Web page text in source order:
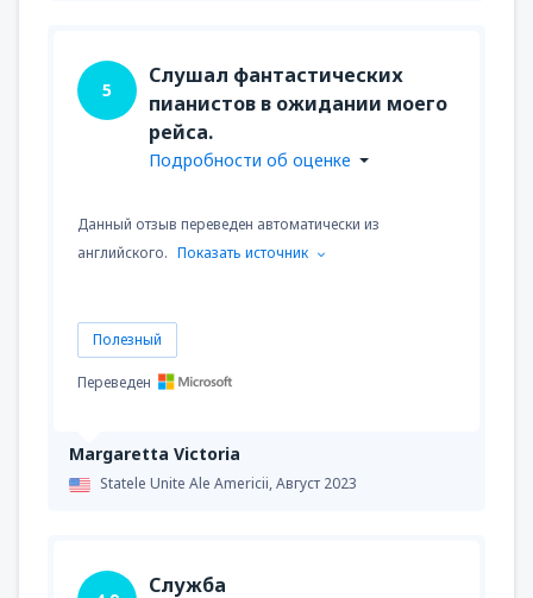
Margaretta Victoria
Statele Unite Ale Americii,Август 2023
5
Слушал фантастических
пианистов в ожидании моего
рейса.
Подробности об оценке
Данный отзыв переведен автоматически из
английского. Показать источник
Полезный
Переведен
Служба